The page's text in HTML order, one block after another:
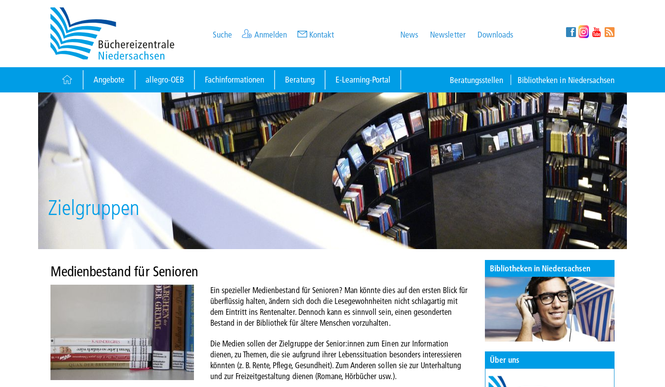
Suche Anmelden Kontakt News Newsletter Downloads
Angebote allegro-OEB Fachinformationen Beratung E-Learning-Portal Beratungsstellen Bibliotheken in Niedersachsen
Zielgruppen
Medienbestand für Senioren
Ein spezieller Medienbestand für Senioren? Man könnte dies auf den ersten Blick für
überflüssig halten, ändern sich doch die Lesegewohnheiten nicht schlagartig mit
dem Eintritt ins Rentenalter. Dennoch kann es sinnvoll sein, einen gesonderten
Bestand in der Bibliothek für ältere Menschen vorzuhalten.
Die Medien sollen der Zielgruppe der Senior:innen zum Einen zur Information
dienen, zu Themen, die sie aufgrund ihrer Lebenssituation besonders interessieren
könnten (z. B. Rente, Pflege, Gesundheit). Zum Anderen sollen sie zur Unterhaltung
und zur Freizeitgestaltung dienen (Romane, Hörbücher usw.).
Bibliotheken in Niedersachsen
Über uns